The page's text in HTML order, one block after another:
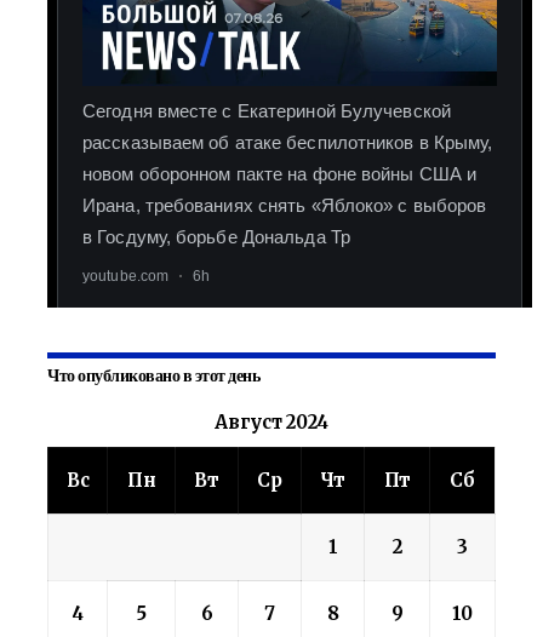
Что опубликовано в этот день
Август 2024
Вс Пн Вт Ср Чт Пт Сб
1 2 3
4 5 6 7 8 9 10